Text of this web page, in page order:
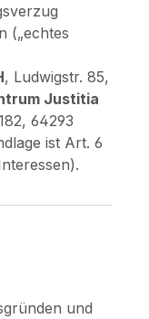
(„echtes
, Ludwigstr. 85,
Justitia
64293
ist Art. 6
und